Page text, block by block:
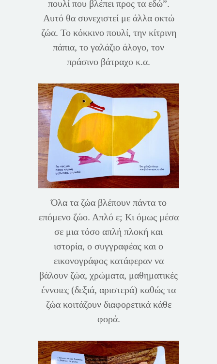
πουλί που βλέπει προς τα εδώ”.
Αυτό θα συνεχιστεί με άλλα οκτώ
ζώα. Το κόκκινο πουλί, την κίτρινη
πάπια, το γαλάζιο άλογο, τον
πράσινο βάτραχο κ.α.
Όλα τα ζώα βλέπουν πάντα το
επόμενο ζώο. Απλό ε; Κι όμως μέσα
σε μια τόσο απλή πλοκή και
ιστορία, ο συγγραφέας και ο
εικονογράφος κατάφεραν να
βάλουν ζώα, χρώματα, μαθηματικές
έννοιες (δεξιά, αριστερά) καθώς τα
ζώα κοιτάζουν διαφορετικά κάθε
φορά.